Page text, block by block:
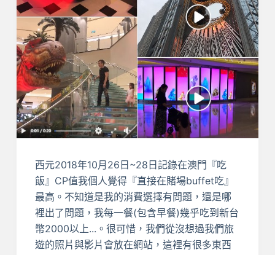
西元2018年10月26日~28日記錄在澳門『吃
飯』CP值我個人覺得『直接在賭場buffet吃』
最高。不知道是我的消費選擇有問題，還是哪
裡出了問題，我每一餐(包含早餐)幾乎吃到新台
幣2000以上...。很可惜，我們從沒想過我們旅
遊的照片與影片會放在網站，這裡有很多東西